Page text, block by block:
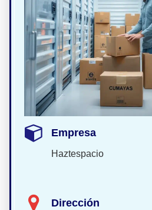
Empresa
Haztespacio
Dirección